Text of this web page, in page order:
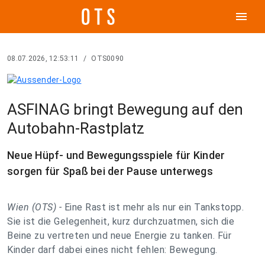
menu
08.07.2026, 12:53:11 / OTS0090
ASFINAG bringt Bewegung auf den
Autobahn-Rastplatz
Neue Hüpf- und Bewegungsspiele für Kinder
sorgen für Spaß bei der Pause unterwegs
Wien (OTS) - Eine Rast ist mehr als nur ein Tankstopp.
Sie ist die Gelegenheit, kurz durchzuatmen, sich die
Beine zu vertreten und neue Energie zu tanken. Für
Kinder darf dabei eines nicht fehlen: Bewegung.